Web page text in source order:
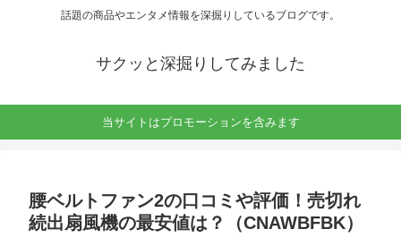
話題の商品やエンタメ情報を深掘りしているブログです。
サクッと深掘りしてみました
当サイトはプロモーションを含みます
腰ベルトファン2の口コミや評価！売切れ
続出扇風機の最安値は？（CNAWBFBK）